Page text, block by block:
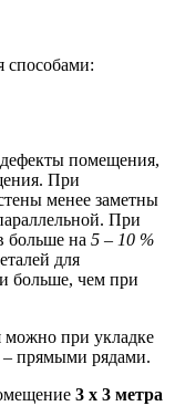
способами:
дефекты помещения,
При
менее заметны
При
больше на 5 – 10 %
для
больше, чем при
можно при укладке
– прямыми рядами.
3 х 3 метра